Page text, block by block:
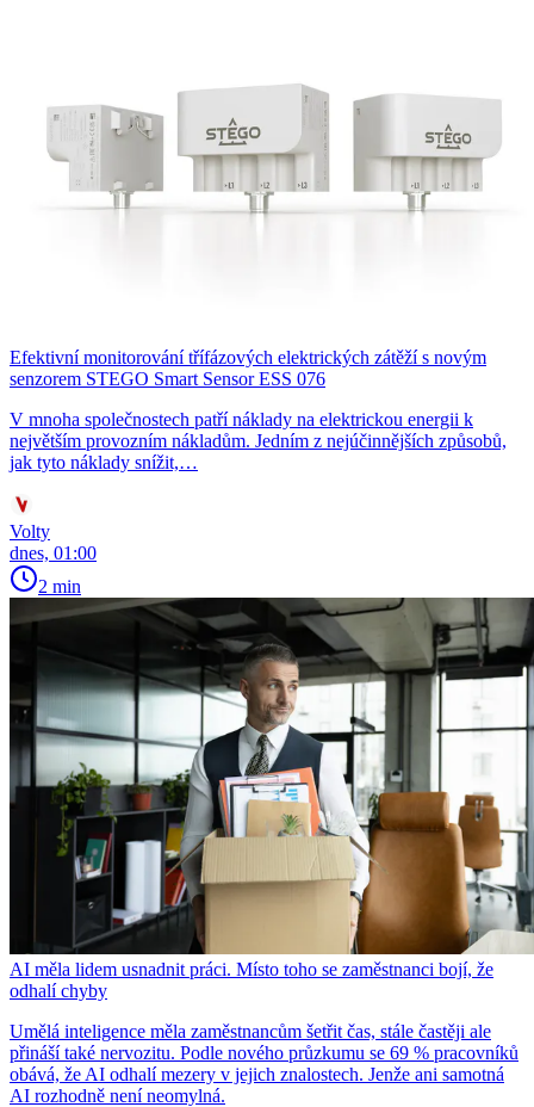
Efektivní monitorování třífázových elektrických zátěží s novým
senzorem STEGO Smart Sensor ESS 076
V mnoha společnostech patří náklady na elektrickou energii k
největším provozním nákladům. Jedním z nejúčinnějších způsobů,
jak tyto náklady snížit,…
Volty
dnes, 01:00
2 min
AI měla lidem usnadnit práci. Místo toho se zaměstnanci bojí, že
odhalí chyby
Umělá inteligence měla zaměstnancům šetřit čas, stále častěji ale
přináší také nervozitu. Podle nového průzkumu se 69 % pracovníků
obává, že AI odhalí mezery v jejich znalostech. Jenže ani samotná
AI rozhodně není neomylná.